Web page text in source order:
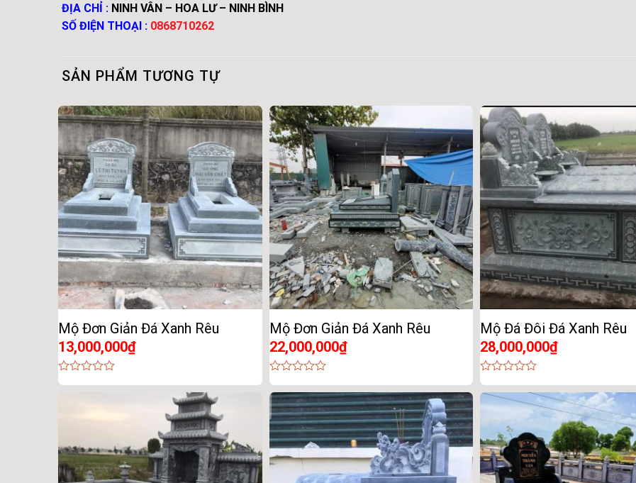
ĐỊA CHỈ : NINH VÂN – HOA LƯ – NINH BÌNH
SỐ ĐIỆN THOẠI : 0868710262
SẢN PHẨM TƯƠNG TỰ
Mộ Đơn Giản Đá Xanh Rêu
13,000,000₫
0
Mộ Đơn Giản Đá Xanh Rêu
22,000,000₫
0
out
of
5
Mộ Đá Đôi Đá Xanh Rêu
28,000,000₫
0
out
of